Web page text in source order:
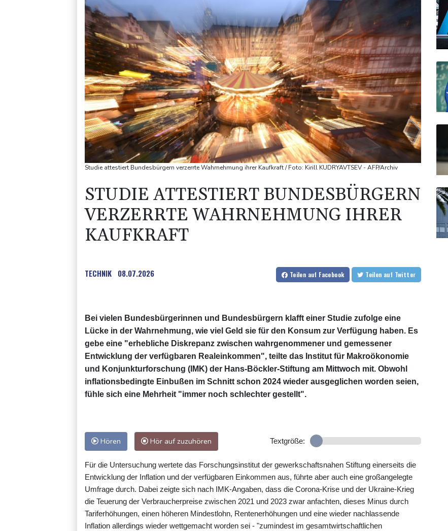
Studie attestiert Bundesbürgern verzerrte Wahrnehmung ihrer Kaufkraft / Foto: Kirill KUDRYAVTSEV - AFP/Archiv
STUDIE ATTESTIERT BUNDESBÜRGERN
VERZERRTE WAHRNEHMUNG IHRER
KAUFKRAFT
TECHNIK 08.07.2026 Teilen auf Facebook Teilen auf Twitter
Bei vielen Bundesbürgerinnen und Bundesbürgern klafft einer Studie zufolge eine
Lücke in der Wahrnehmung, wie viel Geld sie für den Konsum zur Verfügung haben. Es
gebe eine "erhebliche Diskrepanz zwischen wahrgenommener und gemessener
Entwicklung der verfügbaren Realeinkommen", teilte das Institut für Makroökonomie
und Konjunkturforschung (IMK) der Hans-Böckler-Stiftung am Mittwoch mit. Obwohl
inflationsbedingte Einbußen im Schnitt schon 2024 wieder ausgeglichen worden seien,
fühle sich eine Mehrheit "immer noch schlechter gestellt".
Hören Hör auf zuzuhören Textgröße:
Für die Untersuchung wertete das Forschungsinstitut der gewerkschaftsnahen Stiftung einerseits die
Entwicklung der Inflation und der verfügbaren Einkommen aus, führte aber auch eine großangelegte
Umfrage durch. Dabei zeigte sich nach IMK-Angaben, dass die Corona-Krise und der Ukraine-Krieg
die Teuerung der Verbraucherpreise zwischen 2021 und 2023 zwar anfachten, dieses Minus durch
Tariferhöhungen, einen höheren Mindestlohn, Rentenerhöhungen und eine wieder nachlassende
Inflation allerdings wieder wettgemacht worden sei - "zumindest im gesamtwirtschaftlichen